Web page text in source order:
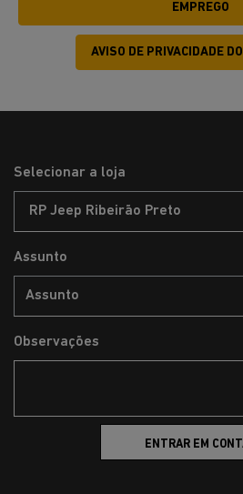
EMPREGO
AVISO DE PRIVACIDADE
Selecionar a loja
Assunto
Observações
ENTRAR EM